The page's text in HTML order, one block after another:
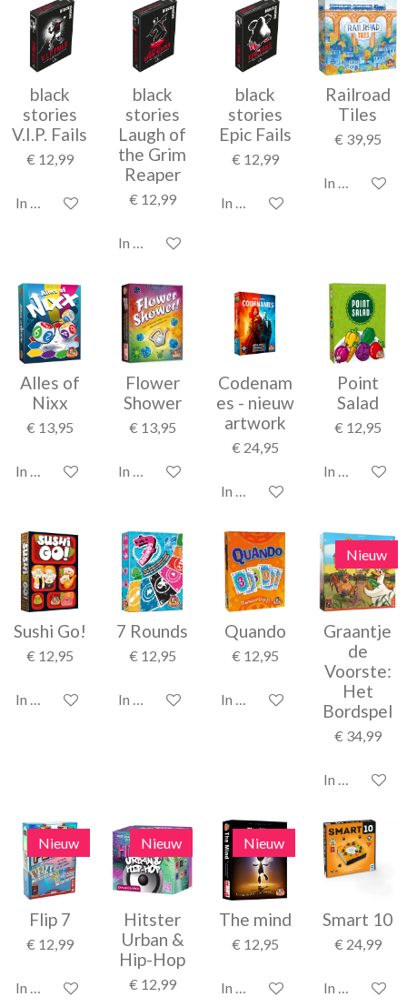
black
stories
V.I.P. Fails
€ 12,99
In winkelwagen
black
stories
Laugh of
the Grim
Reaper
€ 12,99
In winkelwagen
black
stories
Epic Fails
€ 12,99
In winkelwagen
Railroad
Tiles
€ 39,95
In
Alles of
Nixx
€ 13,95
In winkelwagen
Flower
Shower
€ 13,95
In winkelwagen
Codenam
es - nieuw
artwork
€ 24,95
In winkelwagen
Point
Salad
€ 12,95
In
Sushi Go!
€ 12,95
In winkelwagen
7 Rounds
€ 12,95
In winkelwagen
Quando
€ 12,95
In winkelwagen
Nieuw
Graantje
de
Voorste:
Het
Bordspel
€ 34,99
In
Nieuw
Flip 7
€ 12,99
In winkelwagen
Nieuw
Hitster
Urban &
Hip-Hop
€ 12,99
Nieuw
The mind
€ 12,95
In winkelwagen
Smart 10
€ 24,99
In